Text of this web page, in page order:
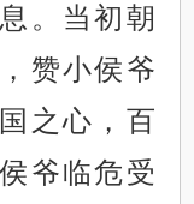
。当初朝
赞小侯爷
之心，百
爷临危受